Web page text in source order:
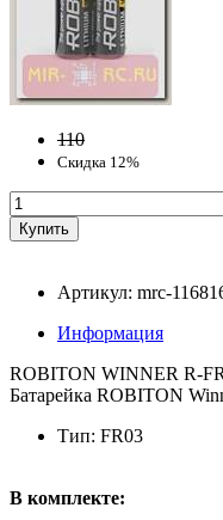
110
Скидка 12%
Артикул: mrc-
Информация
ROBITON WINNER R-
Батарейка ROBITON
Тип: FR03
В комплекте: